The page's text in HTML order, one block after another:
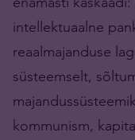
intellektuaalne
reaalmajanduse
süsteemselt,
kommunism,